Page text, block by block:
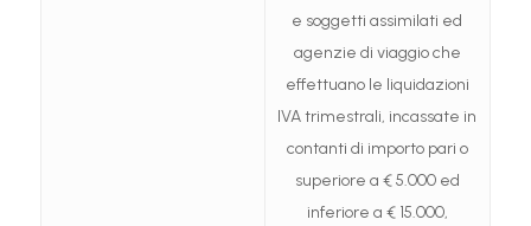
e soggetti assimilati ed
agenzie di viaggio che
effettuano le liquidazioni
IVA trimestrali, incassate in
contanti di importo pari o
superiore a € 5.000 ed
inferiore a € 15.000,